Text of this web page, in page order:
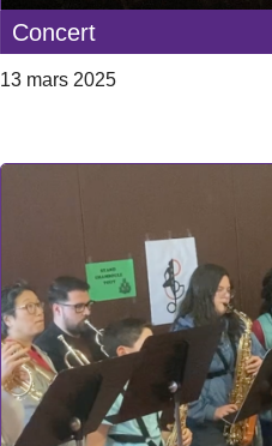
Concert
13 mars 2025